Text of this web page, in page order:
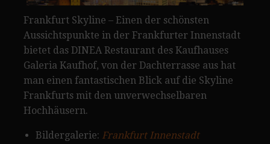
Frankfurt Skyline – Einen der schönsten
Aussichtspunkte in der Frankfurter Innenstadt
bietet das DINEA Restaurant des Kaufhauses
Galeria Kaufhof, von der Dachterrasse aus hat
man einen fantastischen Blick auf die Skyline
Frankfurts mit den unverwechselbaren
Hochhäusern.
Bildergalerie: Frankfurt Innenstadt